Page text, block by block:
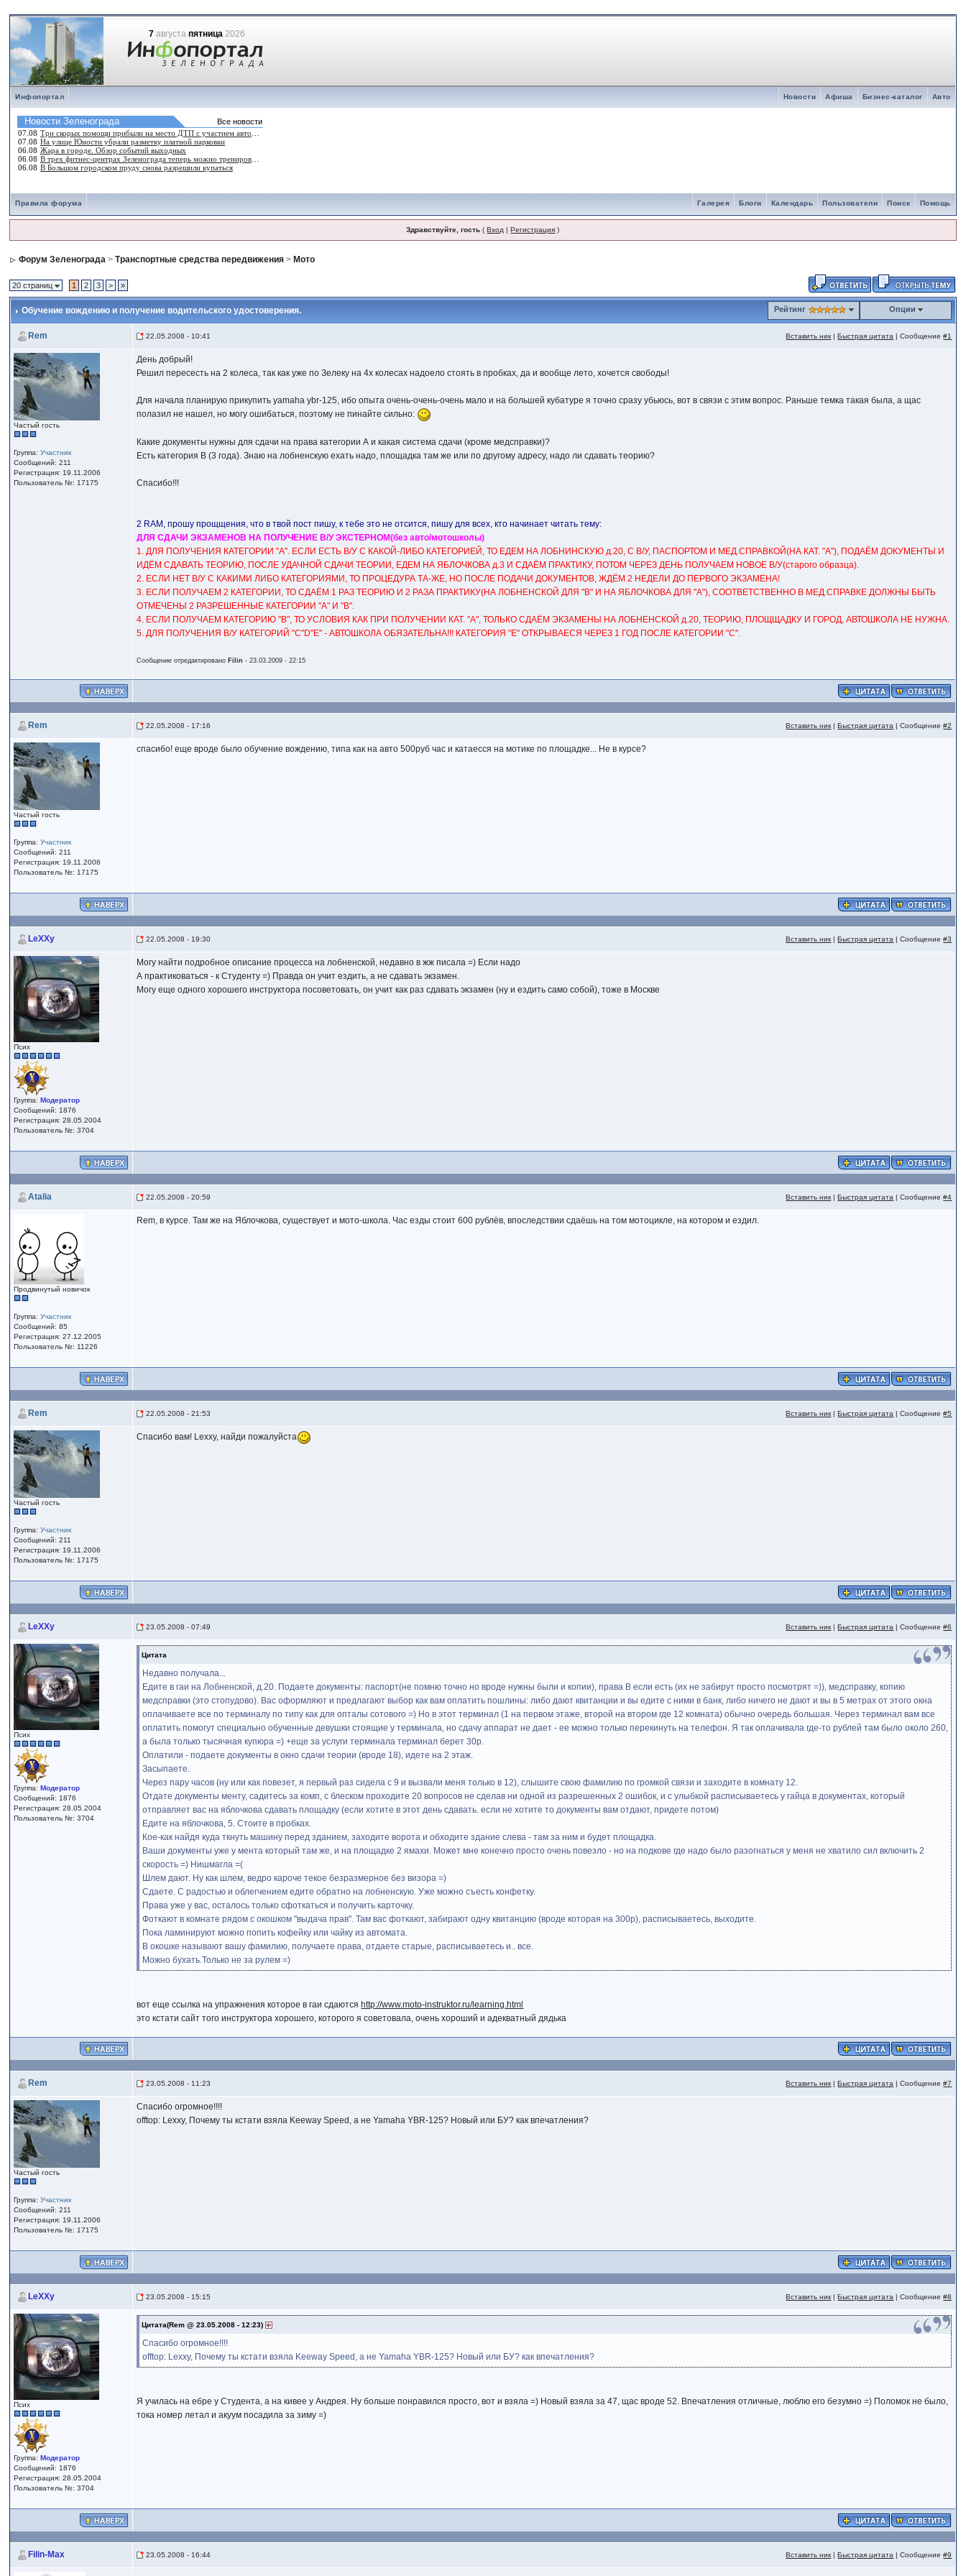
7 августапятница 2026
Инфопортал Авто
Бизнес-каталог
Афиша
Новости
Правила форума Помощь
Поиск
Пользователи
Календарь
Блоги
Галерея
Здравствуйте, гость (Вход |Регистрация )
Форум Зеленограда >Транспортные средства передвижения > Мото
20 страниц 1 2 3 > »
Обучение вождению и получение водительского удостоверения. Рейтинг Опции
Rem 22.05.2008 - 10:41 Вставить ник |Быстрая цитата | Сообщение#1
Частый гость
Группа:Участник
Сообщений: 211
Регистрация: 19.11.2006
Пользователь №: 17175
День добрый!
Решил пересесть на 2 колеса, так как уже по Зелеку на 4х колесах надоело стоять в пробках, да и вообще лето, хочется свободы!
Для начала планирую прикупить yamaha ybr-125, ибо опыта очень-очень-очень мало и на большей кубатуре я точно сразу убьюсь, вот в связи с этим вопрос. Раньше темка такая была, а щас
полазил не нашел, но могу ошибаться, поэтому не пинайте сильно:
Какие документы нужны для сдачи на права категории А и какая система сдачи (кроме медсправки)?
Есть категория B (3 года). Знаю на лобненскую ехать надо, площадка там же или по другому адресу, надо ли сдавать теорию?
Спасибо!!!
2 RAM, прошу прощщения, что в твой пост пишу, к тебе это не отсится, пишу для всех, кто начинает читать тему:
ДЛЯ СДАЧИ ЭКЗАМЕНОВ НА ПОЛУЧЕНИЕ В/У ЭКСТЕРНОМ(без авто/мотошколы)
1. ДЛЯ ПОЛУЧЕНИЯ КАТЕГОРИИ "А". ЕСЛИ ЕСТЬ В/У С КАКОЙ-ЛИБО КАТЕГОРИЕЙ, ТО ЕДЕМ НА ЛОБНИНСКУЮ д.20, С В/У, ПАСПОРТОМ И МЕД.СПРАВКОЙ(НА КАТ. "А"), ПОДАЁМ ДОКУМЕНТЫ И
ИДЁМ СДАВАТЬ ТЕОРИЮ, ПОСЛЕ УДАЧНОЙ СДАЧИ ТЕОРИИ, ЕДЕМ НА ЯБЛОЧКОВА д.3 И СДАЁМ ПРАКТИКУ, ПОТОМ ЧЕРЕЗ ДЕНЬ ПОЛУЧАЕМ НОВОЕ В/У(старого образца).
2. ЕСЛИ НЕТ В/У С КАКИМИ ЛИБО КАТЕГОРИЯМИ, ТО ПРОЦЕДУРА ТА-ЖЕ, НО ПОСЛЕ ПОДАЧИ ДОКУМЕНТОВ, ЖДЁМ 2 НЕДЕЛИ ДО ПЕРВОГО ЭКЗАМЕНА!
3. ЕСЛИ ПОЛУЧАЕМ 2 КАТЕГОРИИ, ТО СДАЁМ 1 РАЗ ТЕОРИЮ И 2 РАЗА ПРАКТИКУ(НА ЛОБНЕНСКОЙ ДЛЯ "В" И НА ЯБЛОЧКОВА ДЛЯ "А"), СООТВЕТСТВЕННО В МЕД.СПРАВКЕ ДОЛЖНЫ БЫТЬ
ОТМЕЧЕНЫ 2 РАЗРЕШЕННЫЕ КАТЕГОРИИ "А" И "В".
4. ЕСЛИ ПОЛУЧАЕМ КАТЕГОРИЮ "В", ТО УСЛОВИЯ КАК ПРИ ПОЛУЧЕНИИ КАТ. "А", ТОЛЬКО СДАЁМ ЭКЗАМЕНЫ НА ЛОБНЕНСКОЙ д.20, ТЕОРИЮ, ПЛОЩЩАДКУ И ГОРОД, АВТОШКОЛА НЕ НУЖНА.
5. ДЛЯ ПОЛУЧЕНИЯ В/У КАТЕГОРИЙ "С"D"Е" - АВТОШКОЛА ОБЯЗАТЕЛЬНА!!! КАТЕГОРИЯ "Е" ОТКРЫВАЕСЯ ЧЕРЕЗ 1 ГОД ПОСЛЕ КАТЕГОРИИ "С".
Сообщение отредактировано Filin - 23.03.2009 - 22:15
Rem 22.05.2008 - 17:16 Вставить ник |Быстрая цитата | Сообщение#2
Частый гость
Группа:Участник
Сообщений: 211
Регистрация: 19.11.2006
Пользователь №: 17175
спасибо! еще вроде было обучение вождению, типа как на авто 500руб час и катаесся на мотике по площадке... Не в курсе?
LeXXy 22.05.2008 - 19:30 Вставить ник |Быстрая цитата | Сообщение#3
Псих
Группа:Модератор
Сообщений: 1876
Регистрация: 28.05.2004
Пользователь №: 3704
Могу найти подробное описание процесса на лобненской, недавно в жж писала =) Если надо
А практиковаться - к Студенту =) Правда он учит ездить, а не сдавать экзамен.
Могу еще одного хорошего инструктора посоветовать, он учит как раз сдавать экзамен (ну и ездить само собой), тоже в Москве
Atalia 22.05.2008 - 20:59 Вставить ник |Быстрая цитата | Сообщение#4
Продвинутый новичок
Группа:Участник
Сообщений: 85
Регистрация: 27.12.2005
Пользователь №: 11226
Rem, в курсе. Там же на Яблочкова, существует и мото-школа. Час езды стоит 600 рублёв, впоследствии сдаёшь на том мотоцикле, на котором и ездил.
Rem 22.05.2008 - 21:53 Вставить ник |Быстрая цитата | Сообщение#5
Частый гость
Группа:Участник
Сообщений: 211
Регистрация: 19.11.2006
Пользователь №: 17175
Спасибо вам! Lexxy, найди пожалуйста
LeXXy 23.05.2008 - 07:49 Вставить ник |Быстрая цитата | Сообщение#6
Псих
Группа:Модератор
Сообщений: 1876
Регистрация: 28.05.2004
Пользователь №: 3704
Цитата
Недавно получала...
Едите в гаи на Лобненской, д.20. Подаете документы: паспорт(не помню точно но вроде нужны были и копии), права B если есть (их не забирут просто посмотрят =)), медсправку, копию
медсправки (это стопудово). Вас оформляют и предлагают выбор как вам оплатить пошлины: либо дают квитанции и вы едите с ними в банк, либо ничего не дают и вы в 5 метрах от этого окна
оплачиваете все по терминалу по типу как для опталы сотового =) Но в этот терминал (1 на первом этаже, второй на втором где 12 комната) обычно очередь большая. Через терминал вам все
оплатить помогут специально обученные девушки стоящие у терминала, но сдачу аппарат не дает - ее можно только перекинуть на телефон. Я так оплачивала где-то рублей там было около 260,
а была только тысячная купюра =) +еще за услуги терминала терминал берет 30р.
Оплатили - подаете документы в окно сдачи теории (вроде 18), идете на 2 этаж.
Засыпаете.
Через пару часов (ну или как повезет, я первый раз сидела с 9 и вызвали меня только в 12), слышите свою фамилию по громкой связи и заходите в комнату 12.
Отдате документы менту, садитесь за комп, с блеском проходите 20 вопросов не сделав ни одной из разрешенных 2 ошибок, и с улыбкой расписываетесь у гайца в документах, который
отправляет вас на яблочкова сдавать площадку (если хотите в этот день сдавать. если не хотите то документы вам отдают, придете потом)
Едите на яблочкова, 5. Стоите в пробках.
Кое-как найдя куда ткнуть машину перед зданием, заходите ворота и обходите здание слева - там за ним и будет площадка.
Ваши документы уже у мента который там же, и на площадке 2 ямахи. Может мне конечно просто очень повезло - но на подкове где надо было разогнаться у меня не хватило сил включить 2
скорость =) Нишмагла =(
Шлем дают. Ну как шлем, ведро кароче текое безразмерное без визора =)
Сдаете. С радостью и облегчением едите обратно на лобненскую. Уже можно съесть конфетку.
Права уже у вас, осталось только сфоткаться и получить карточку.
Фоткают в комнате рядом с окошком "выдача прав". Там вас фоткают, забирают одну квитанцию (вроде которая на 300р), расписываетесь, выходите.
Пока ламинируют можно попить кофейку или чайку из автомата.
В окошке называют вашу фамилию, получаете права, отдаете старые, расписываетесь и.. все.
Можно бухать.Только не за рулем =)
вот еще ссылка на упражнения которое в гаи сдаются http://www.moto-instruktor.ru/learning.html
это кстати сайт того инструктора хорошего, которого я советовала, очень хороший и адекватный дядька
Rem 23.05.2008 - 11:23 Вставить ник |Быстрая цитата | Сообщение#7
Частый гость
Группа:Участник
Сообщений: 211
Регистрация: 19.11.2006
Пользователь №: 17175
Спасибо огромное!!!!
offtop: Lexxy, Почему ты кстати взяла Keeway Speed, а не Yamaha YBR-125? Новый или БУ? как впечатления?
LeXXy 23.05.2008 - 15:15 Вставить ник |Быстрая цитата | Сообщение#8
Псих
Группа:Модератор
Сообщений: 1876
Регистрация: 28.05.2004
Пользователь №: 3704
Цитата(Rem @ 23.05.2008 - 12:23)
Спасибо огромное!!!!
offtop: Lexxy, Почему ты кстати взяла Keeway Speed, а не Yamaha YBR-125? Новый или БУ? как впечатления?
Я училась на ебре у Студента, а на кивее у Андрея. Ну больше понравился просто, вот и взяла =) Новый взяла за 47, щас вроде 52. Впечатления отличные, люблю его безумно =) Поломок не было,
тока номер летал и акуум посадила за зиму =)
Filin-Max 23.05.2008 - 16:44 Вставить ник |Быстрая цитата | Сообщение#9